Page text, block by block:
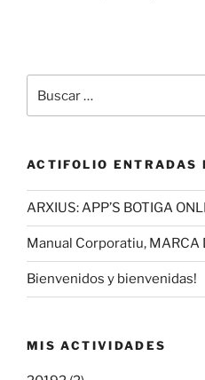
por:
ACTIFOLIO ENTRADAS
ARXIUS: APP’S BOTIGA
Manual Corporatiu, MARCA
Bienvenidos y bienvenidas!
MIS ACTIVIDADES